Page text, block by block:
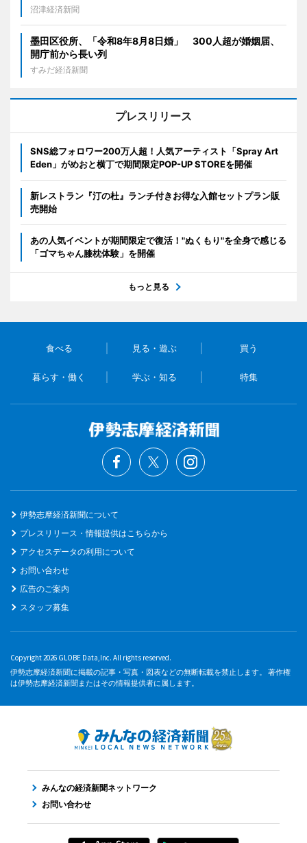
沼津経済新聞
墨田区役所、「令和8年8月8日婚」 300人超が婚姻届、
開庁前から長い列
すみだ経済新聞
プレスリリース
SNS総フォロワー200万人超！人気アーティスト「Spray Art
Eden」がめおと横丁で期間限定POP-UP STOREを開催
新レストラン『汀の杜』ランチ付きお得な入館セットプラン販
売開始
あの人気イベントが期間限定で復活！"ぬくもり"を全身で感じる
「ゴマちゃん膝枕体験」を開催
もっと見る
食べる 見る・遊ぶ 買う
暮らす・働く 学ぶ・知る 特集
伊勢志摩経済新聞について
プレスリリース・情報提供はこちらから
アクセスデータの利用について
お問い合わせ
広告のご案内
スタッフ募集
Copyright 2026 GLOBE Data,Inc. All rights reserved.
伊勢志摩経済新聞に掲載の記事・写真・図表などの無断転載を禁止します。 著作権
は伊勢志摩経済新聞またはその情報提供者に属します。
みんなの経済新聞ネットワーク
お問い合わせ